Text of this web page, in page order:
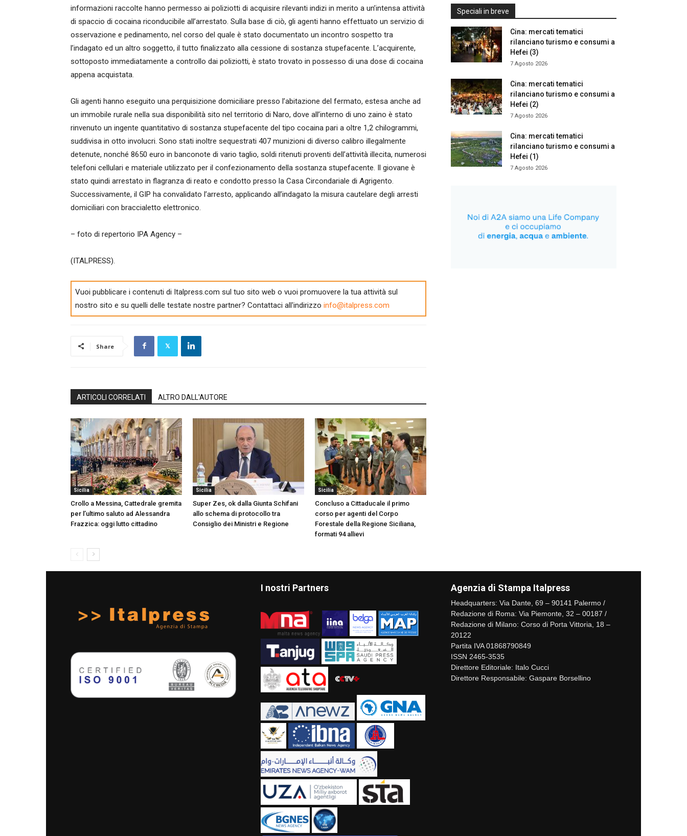
informazioni raccolte hanno permesso ai poliziotti di acquisire rilevanti indizi in merito a un’intensa attività
di spaccio di cocaina riconducibile all’arrestato. Sulla base di ciò, gli agenti hanno effettuato un servizio di
osservazione e pedinamento, nel corso del quale è stato documentato un incontro sospetto tra
l’indagato ed un altro soggetto, il tutto finalizzato alla cessione di sostanza stupefacente. L’acquirente,
sottoposto immediatamente a controllo dai poliziotti, è stato trovato in possesso di una dose di cocaina
appena acquistata.
Gli agenti hanno eseguito una perquisizione domiciliare presso l’abitazione del fermato, estesa anche ad
un immobile rurale nella sua disponibilità sito nel territorio di Naro, dove all’interno di uno zaino è stato
rinvenuto un ingente quantitativo di sostanza stupefacente del tipo cocaina pari a oltre 1,2 chilogrammi,
suddivisa in otto involucri. Sono stati inoltre sequestrati 407 munizioni di diverso calibro illegalmente
detenute, nonché 8650 euro in banconote di vario taglio, soldi ritenuti proventi dell’attività illecita, numerosi
telefoni cellulari e materiale utilizzato per il confezionamento della sostanza stupefacente. Il giovane è
stato quindi arrestato in flagranza di reato e condotto presso la Casa Circondariale di Agrigento.
Successivamente, il GIP ha convalidato l’arresto, applicando all’indagato la misura cautelare degli arresti
domiciliari con braccialetto elettronico.
– foto di repertorio IPA Agency –
(ITALPRESS).
Vuoi pubblicare i contenuti di Italpress.com sul tuo sito web o vuoi promuovere la tua attività sul
nostro sito e su quelli delle testate nostre partner? Contattaci all'indirizzo info@italpress.com
Share
ARTICOLI CORRELATI ALTRO DALL'AUTORE
Sicilia
Crollo a Messina, Cattedrale gremita
per l’ultimo saluto ad Alessandra
Frazzica: oggi lutto cittadino
Sicilia
Super Zes, ok dalla Giunta Schifani
allo schema di protocollo tra
Consiglio dei Ministri e Regione
Sicilia
Concluso a Cittaducale il primo
corso per agenti del Corpo
Forestale della Regione Siciliana,
formati 94 allievi
Speciali in breve
Cina: mercati tematici
rilanciano turismo e consumi a
Hefei (3)
7 Agosto 2026
Cina: mercati tematici
rilanciano turismo e consumi a
Hefei (2)
7 Agosto 2026
Cina: mercati tematici
rilanciano turismo e consumi a
Hefei (1)
7 Agosto 2026
I nostri Partners Agenzia di Stampa Italpress
Headquarters: Via Dante, 69 – 90141 Palermo /
Redazione di Roma: Via Piemonte, 32 – 00187 /
Redazione di Milano: Corso di Porta Vittoria, 18 –
20122
Partita IVA 01868790849
ISSN 2465-3535
Direttore Editoriale: Italo Cucci
Direttore Responsabile: Gaspare Borsellino